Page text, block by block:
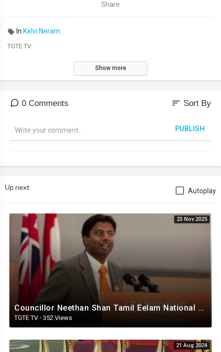
Share
In Kelvi Neram
⁣TGTE TV
Show more
0 Comments sort Sort By
PUBLISH
Up next Autoplay
23 Nov 2025
Councillor Neethan Shan Tamil Eelam National Flag Day - Canada
TGTE TV · 352 Views
21 Aug 2024